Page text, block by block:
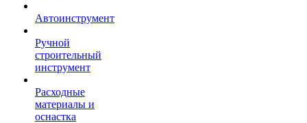
Автоинструмент
Ручной
строительный
инструмент
Расходные
материалы и
оснастка